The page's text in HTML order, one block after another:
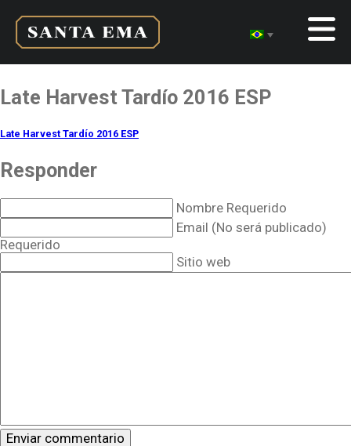
Late Harvest Tardío 2016 ESP
Late Harvest Tardío 2016 ESP
Responder
Nombre Requerido
Email (No será publicado)
Requerido
Sitio web